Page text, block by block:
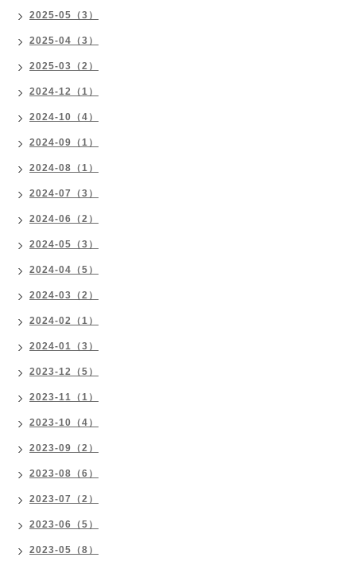
2025-05（3）
2025-04（3）
2025-03（2）
2024-12（1）
2024-10（4）
2024-09（1）
2024-08（1）
2024-07（3）
2024-06（2）
2024-05（3）
2024-04（5）
2024-03（2）
2024-02（1）
2024-01（3）
2023-12（5）
2023-11（1）
2023-10（4）
2023-09（2）
2023-08（6）
2023-07（2）
2023-06（5）
2023-05（8）